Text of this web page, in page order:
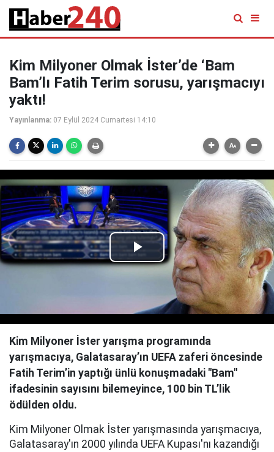
Kim Milyoner Olmak İster’de ‘Bam
Bam’lı Fatih Terim sorusu, yarışmacıyı
yaktı!
Yayınlanma: 07 Eylül 2024 Cumartesi 14:10
Play
Video
Kim Milyoner İster yarışma programında
yarışmacıya, Galatasaray’ın UEFA zaferi öncesinde
Fatih Terim’in yaptığı ünlü konuşmadaki "Bam"
ifadesinin sayısını bilemeyince, 100 bin TL’lik
ödülden oldu.
Kim Milyoner Olmak İster yarışmasında yarışmacıya,
Galatasaray'ın 2000 yılında UEFA Kupası'nı kazandığı